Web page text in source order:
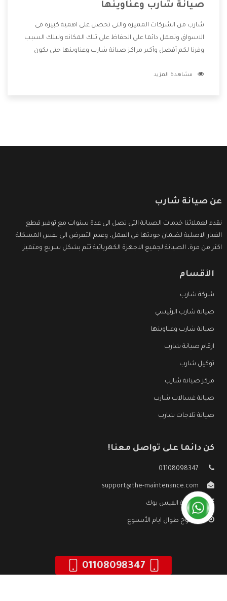
صيانة شارب وعناوينها
شارب من الشركات المميزة والتى تحصل على اهمية كبيرة فى
الاسواق وتعمل دائما على الحفاظ على تلك المكانه ولتلك السبب
وفرنا لكم أفضل وأكبر مراكز صيانة شارب وعناوينها حتى يكون
دون اى ازعاج كما أننا نهتم بكل ما يحتاجه المستهلك لكى نحافظ
مشاهدة المزيد
عن صيانة شارب
نقدم لعملائنا خدمات الصيانة التى تصل الى عدة سنوات مع توفير قطع
الغيار الاصلية لضمان جودتها فى العمل، وعدم التعرض الى نفس المشكلة
اكثر من مرة، الصيانة لجميع الاجهزة الكهربائية تتم بشكل سريع ومتميز.
الأقسام
شركة شارب
صيانة شارب الرئيسي
صيانة شارب وعناوينها
ارقام صيانة شارب
توكيل شارب
مركز صيانة شارب
صيانة غسالات شارب
صيانة ثلاجات شارب
كن دائما على تواصل معنا!
01108098347
support@the-maintenance.com
صفحة الفيس بوك
مفتوح طوال ايام الأسبوع
01108098347